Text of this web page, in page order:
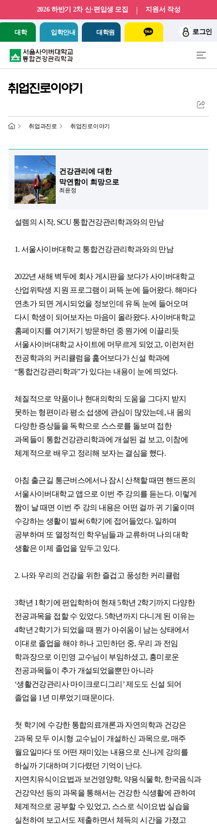
대학 입학안내 대학원
2026 하반기 2차 신·편입생 모집 | 지원서 작성
로그인
취업진로이야기
취업과진로 취업진로이야기
건강관리에 대한
막연함이 희망으로
최윤정
설렘의 시작, SCU 통합건강관리학과와의 만남
1. 서울사이버대학교 통합건강관리학과와의 만남
2022년 새해 벽두에 회사 게시판을 보다가 사이버대학교
산업위탁생 지원 프로그램이 퍼뜩 눈에 들어왔다. 해마다
연초가 되면 게시되었을 정보인데 유독 눈에 들어오며
다시 학생이 되어보자는 마음이 올라왔다. 사이버대학교
홈페이지를 여기저기 방문하던 중 뭔가에 이끌리듯
서울사이버대학교 사이트에 머무르게 되었고, 이런저런
전공학과의 커리큘럼을 훑어보다가 신설 학과에
“통합건강관리학과”가 있다는 내용이 눈에 띄었다.
체질적으로 약품이나 현대의학의 도움을 그다지 받지
못하는 형편이라 평소 섭생에 관심이 많았는데, 내 몸의
다양한 증상들을 독학으로 스스로를 돌보며 접한
과목들이 통합건강관리학과에 개설된 걸 보고, 이참에
체계적으로 배우고 정리해 보자는 결심을 했다.
아침 출근길 통근버스에서나 잠시 산책할 때면 핸드폰의
서울사이버대학교 앱으로 이번 주 강의를 듣는다. 이렇게
짬이 날 때면 이번 주 강의 내용은 어떤 걸까 귀 기울이며
수강하는 생활이 벌써 6학기에 접어들었다. 일하며
공부하며 또 열정적인 학우님들과 교류하며 나의 대학
생활은 이제 졸업을 앞두고 있다.
2. 나와 우리의 건강을 위한 즐겁고 풍성한 커리큘럼
3학년 1학기에 편입학하여 현재 5학년 2학기까지 다양한
전공과목을 접할 수 있었다. 5학년까지 다니게 된 이유는
4학년 2학기가 되었을 때 뭔가 아쉬움이 남는 상태에서
이대로 졸업을 해야 하나 고민하던 중, 우리 과 전임
학과장으로 이민영 교수님이 부임하셨고, 흥미로운
전공과목들이 추가 개설되었을뿐만 아니라
‘생활건강관리사 마이크로디그리’ 제도도 신설 되어
졸업을 1년 미루었기 때문이다.
첫 학기에 수강한 통합의료개론과 자연의학과 건강은
2과목 모두 이시형 교수님이 개설하신 과목으로, 매주
월요일마다 또 어떤 재미있는 내용으로 신나게 강의를
하실까 기대하며 기다렸던 기억이 난다.
자연치유식이요법과 보건영양학, 약용식물학, 한국음식과
건강약선 등의 과목을 통해서는 건강한 식생활에 관하여
체계적으로 공부할 수 있었고, 스스로 식이요법 실습을
실천하여 보고서도 제출하면서 체득의 시간을 가졌고